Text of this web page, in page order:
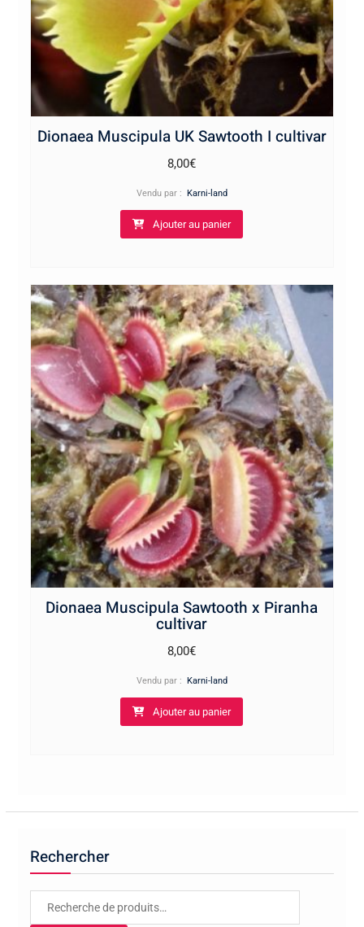
Dionaea Muscipula UK Sawtooth I cultivar
8,00€
Vendu par : Karni-land
Ajouter au panier
Dionaea Muscipula Sawtooth x Piranha
cultivar
8,00€
Vendu par : Karni-land
Ajouter au panier
Rechercher